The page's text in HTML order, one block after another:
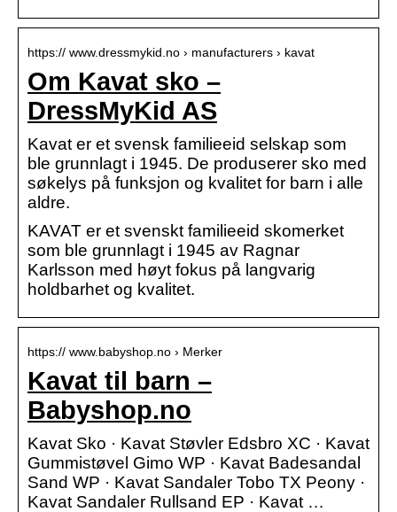
https:// www.dressmykid.no › manufacturers › kavat
Om Kavat sko –
DressMyKid AS
Kavat er et svensk familieeid selskap som
ble grunnlagt i 1945. De produserer sko med
søkelys på funksjon og kvalitet for barn i alle
aldre.
KAVAT er et svenskt familieeid skomerket
som ble grunnlagt i 1945 av Ragnar
Karlsson med høyt fokus på langvarig
holdbarhet og kvalitet.
https:// www.babyshop.no › Merker
Kavat til barn –
Babyshop.no
Kavat Sko · Kavat Støvler Edsbro XC · Kavat
Gummistøvel Gimo WP · Kavat Badesandal
Sand WP · Kavat Sandaler Tobo TX Peony ·
Kavat Sandaler Rullsand EP · Kavat …